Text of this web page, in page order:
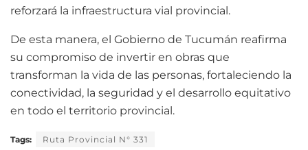
reforzará la infraestructura vial provincial.
De esta manera, el Gobierno de Tucumán reafirma
su compromiso de invertir en obras que
transforman la vida de las personas, fortaleciendo la
conectividad, la seguridad y el desarrollo equitativo
en todo el territorio provincial.
Tags: Ruta Provincial N° 331